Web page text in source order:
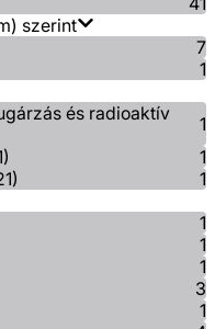
szerint
7
1
és radioaktív
1
1
1
1
1
1
3
1